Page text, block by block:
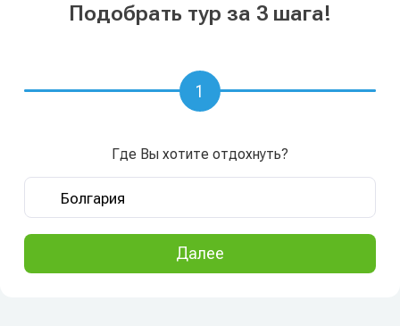
Подобрать тур за 3 шага!
Где Вы хотите отдохнуть?
Далее
1